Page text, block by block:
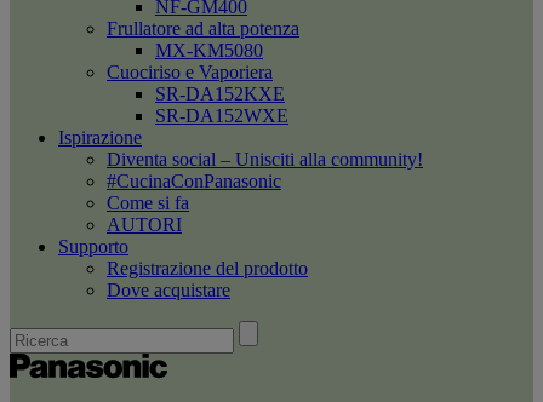
NF-GM400
Frullatore ad alta potenza
MX-KM5080
Cuociriso e Vaporiera
SR-DA152KXE
SR-DA152WXE
Ispirazione
Diventa social – Unisciti alla community!
#CucinaConPanasonic
Come si fa
AUTORI
Supporto
Registrazione del prodotto
Dove acquistare